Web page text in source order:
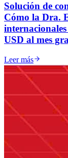
Solución de
Cómo la Dra.
internacionales
USD al mes
Leer más